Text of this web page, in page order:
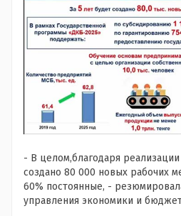
- В целом,благодаря
создано 80 000 новых рабочих
60% постоянные, -
управления экономики и